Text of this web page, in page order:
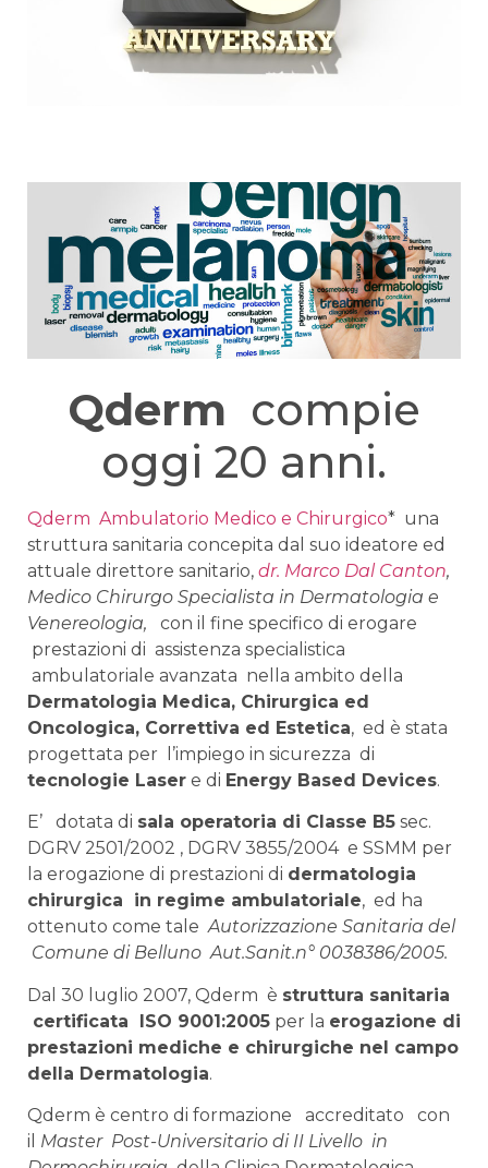
Qderm compie
oggi 20 anni.
Qderm Ambulatorio Medico e Chirurgico* una
struttura sanitaria concepita dal suo ideatore ed
attuale direttore sanitario, dr. Marco Dal Canton,
Medico Chirurgo Specialista in Dermatologia e
Venereologia, con il fine specifico di erogare
prestazioni di assistenza specialistica
ambulatoriale avanzata nella ambito della
Dermatologia Medica, Chirurgica ed
Oncologica, Correttiva ed Estetica, ed è stata
progettata per l’impiego in sicurezza di
tecnologie Laser e di Energy Based Devices.
E’ dotata di sala operatoria di Classe B5 sec.
DGRV 2501/2002 , DGRV 3855/2004 e SSMM per
la erogazione di prestazioni di dermatologia
chirurgica in regime ambulatoriale, ed ha
ottenuto come taleAutorizzazione Sanitaria del
Comune di Belluno Aut.Sanit.n° 0038386/2005.
Dal 30 luglio 2007, Qderm è struttura sanitaria
certificata ISO 9001:2005 per la erogazione di
prestazioni mediche e chirurgiche nel campo
della Dermatologia.
Qderm è centro di formazione accreditato con
il Master Post-Universitario di II Livello in